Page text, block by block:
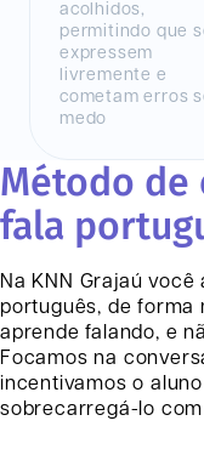
acolhidos,
permitindo que
expressem
livremente e
cometam erros
medo
Método de
fala
Na KNN Grajaú você
português, de forma
aprende falando, e
Focamos na
incentivamos o
sobrecarregá-lo